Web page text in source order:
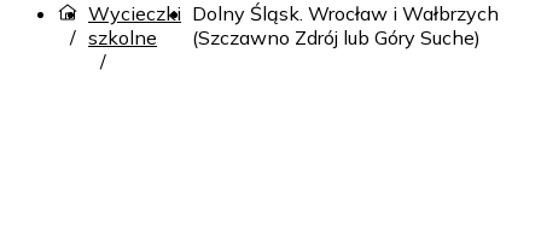
Wycieczki
szkolne
Dolny Śląsk. Wrocław i Wałbrzych
(Szczawno Zdrój lub Góry Suche)